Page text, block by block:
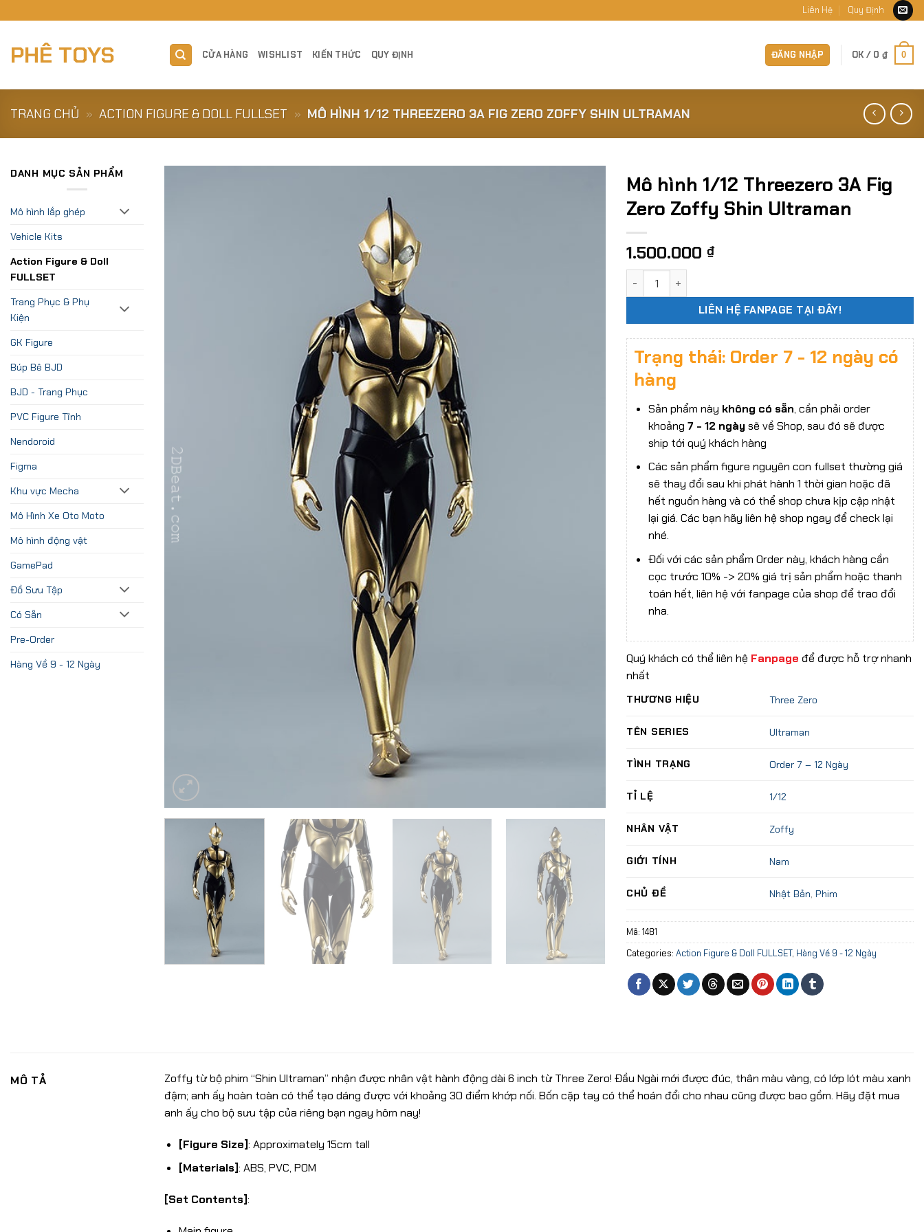
to
Liên Hệ Quy Định
PHÊ TOYS CỬA HÀNG WISHLIST KIẾN THỨC QUY ĐỊNH ĐĂNG NHẬP OK / 0 ₫ 0
TRANG CHỦ » ACTION FIGURE & DOLL FULLSET » MÔ HÌNH 1/12 THREEZERO 3A FIG ZERO ZOFFY SHIN ULTRAMAN
DANH MỤC SẢN PHẨM
Mô hình lắp ghép
Vehicle Kits
Action Figure & Doll
FULLSET
Trang Phục & Phụ
Kiện
GK Figure
Búp Bê BJD
BJD - Trang Phục
PVC Figure Tĩnh
Nendoroid
Figma
Khu vực Mecha
Mô Hình Xe Oto Moto
Mô hình động vật
GamePad
Đồ Sưu Tập
Có Sẵn
Pre-Order
Hàng Về 9 - 12 Ngày
Mô hình 1/12 Threezero 3A Fig
Zero Zoffy Shin Ultraman
1.500.000 ₫
LIÊN HỆ FANPAGE TẠI ĐÂY!
Trạng thái: Order 7 - 12 ngày có
hàng
Sản phẩm này không có sẵn, cần phải order
khoảng 7 - 12 ngàysẽ về Shop, sau đó sẽ được
ship tới quý khách hàng
Các sản phẩm figure nguyên con fullset thường giá
sẽ thay đổi sau khi phát hành 1 thời gian hoặc đã
hết nguồn hàng và có thể shop chưa kịp cập nhật
lại giá. Các bạn hãy liên hệ shop ngay để check lại
nhé.
Đối với các sản phẩm Order này, khách hàng cần
cọc trước 10% -> 20% giá trị sản phẩm hoặc thanh
toán hết, liên hệ với fanpage của shop để trao đổi
nha.
Quý khách có thể liên hệ Fanpage để được hỗ trợ nhanh
nhất
THƯƠNG HIỆU Three Zero
TÊN SERIES Ultraman
TÌNH TRẠNG Order 7 – 12 Ngày
TỈ LỆ 1/12
NHÂN VẬT Zoffy
GIỚI TÍNH Nam
CHỦ ĐỀ Nhật Bản,Phim
Mã: 1481
Categories: Action Figure & Doll FULLSET, Hàng Về 9 - 12 Ngày
MÔ TẢ
Zoffy từ bộ phim “Shin Ultraman” nhận được nhân vật hành động dài 6 inch từ Three Zero! Đầu Ngài mới được đúc, thân màu vàng, có lớp lót màu xanh
đậm; anh ấy hoàn toàn có thể tạo dáng được với khoảng 30 điểm khớp nối. Bốn cặp tay có thể hoán đổi cho nhau cũng được bao gồm. Hãy đặt mua
anh ấy cho bộ sưu tập của riêng bạn ngay hôm nay!
[Figure Size]: Approximately 15cm tall
[Materials]: ABS, PVC, POM
[Set Contents]: